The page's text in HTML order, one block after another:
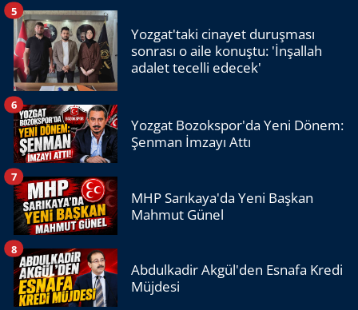
Yozgat'taki cinayet duruşması
sonrası o aile konuştu: 'İnşallah
adalet tecelli edecek'
5
Yozgat Bozokspor'da Yeni Dönem:
Şenman İmzayı Attı
6
MHP Sarıkaya'da Yeni Başkan
Mahmut Günel
7
Abdulkadir Akgül'den Esnafa Kredi
Müjdesi
8